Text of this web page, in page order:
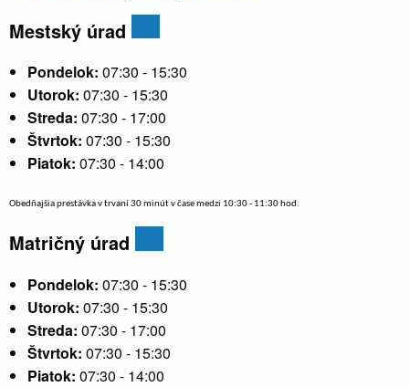
Mestský úrad
Pondelok: 07:30 - 15:30
Utorok: 07:30 - 15:30
Streda: 07:30 - 17:00
Štvrtok: 07:30 - 15:30
Piatok: 07:30 - 14:00
Obedňajšia prestávka v trvaní 30 minút v čase medzi 10:30 - 11:30 hod.
Matričný úrad
Pondelok: 07:30 - 15:30
Utorok: 07:30 - 15:30
Streda: 07:30 - 17:00
Štvrtok: 07:30 - 15:30
Piatok: 07:30 - 14:00